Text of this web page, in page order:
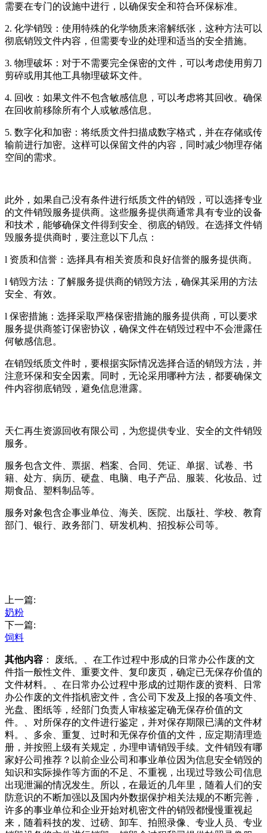
需要在专门的设施中进行，以确保安全和符合环保标准。
2. 化学销毁：使用特殊的化学物质来溶解纸张，这种方法可以
彻底销毁文件内容，但需要专业的处理和适当的安全措施。
3. 物理破坏：对于不需要完全保密的文件，可以考虑使用剪刀
剪碎或用其他工具物理破坏文件。
4. 回收：如果文件不包含敏感信息，可以考虑将其回收。确保
在回收前移除所有个人或敏感信息。
5. 数字化和加密：将纸质文件扫描成数字格式，并在存储或传
输前进行加密。这样可以保留文件的内容，同时减少物理存储
空间的需求。
此外，如果自己没有条件进行纸质文件的销毁，可以选择专业
的文件销毁服务提供商。这些服务提供商通常具有专业的设备
和技术，能够确保文件得到安全、彻底的销毁。在选择文件销
毁服务提供商时，要注意以下几点：
l 资质和信誉：选择具有相关资质和良好信誉的服务提供商。
l 销毁方法：了解服务提供商的销毁方法，确保其采用的方法
安全、有效。
l 保密措施：选择采取严格保密措施的服务提供商，可以要求
服务提供商签订保密协议，确保文件在销毁过程中不会泄露任
何敏感信息。
在销毁纸质文件时，要根据实际情况选择合适的销毁方法，并
注意环保和安全因素。同时，无论采用哪种方法，都要确保文
件内容彻底销毁，避免信息泄露。
天仁再生资源回收有限公司，为您提供专业、安全的文件销毁
服务。
服务包含文件、票据、档案、合同、凭证、单据、试卷、书
籍、处方、病历、硬盘、电脑、电子产品、服装、化妆品、过
期食品、塑料制品等。
服务对象包含企事业单位、海关、医院、出版社、学校、教育
部门、银行、政务部门、研发机构、招投标公司等。
上一篇:
奶粉
下一篇:
饲料
其他内容 ： 废纸。、在工作过程中形成的日常办公作废的文
件指一般性文件、重要文件、复印废页，确定已无保存价值的
文件材料。、在日常办公过程中形成的过期作废的资料、日常
办公作废的文件指机密文件，含公司下发及上报的各项文件、
光盘、图纸等，经部门负责人审核鉴定确无保存价值的文
件。、对所保存的文件进行鉴定，并对保存期限已满的文件材
料。、多余、重复、过时和无保存价值的文件，应定期清理造
册，并按照上级有关规定，办理申请销毁手续。文件销毁有哪
家好公司推荐？以前企业公司和事业单位因为信息安全销毁的
知识和实际操作等方面的不足、不重视，出现过导致公司信息
出现泄漏的情况发生。所以，在最近的几年里，随着人们的安
防意识的不断加强以及国内外数据保护相关法规的不断完善，
许多的事业单位和企业开始对机密文件的销毁都慢慢重视起
来，随着科技的发、过磅、卸车、拍照录像、专业人员、专业